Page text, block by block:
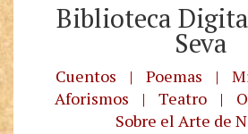
Biblioteca
Seva
Cuentos | Poemas |
Aforismos
| Teatro |
Sobre el Arte de